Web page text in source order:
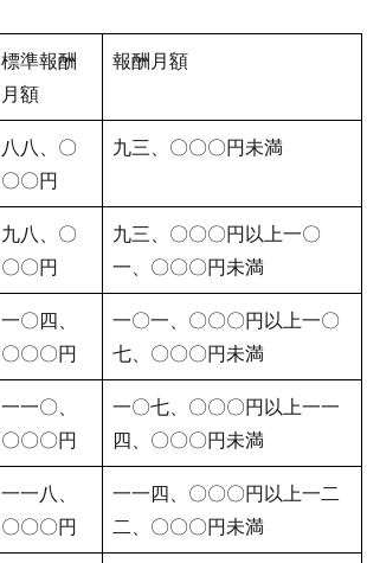
標準報酬
月額
報酬月額
八八、〇
〇〇円
九三、〇〇〇円未満
九八、〇
〇〇円
九三、〇〇〇円以上一〇
一、〇〇〇円未満
一〇四、
〇〇〇円
一〇一、〇〇〇円以上一〇
七、〇〇〇円未満
一一〇、
〇〇〇円
一〇七、〇〇〇円以上一一
四、〇〇〇円未満
一一八、
〇〇〇円
一一四、〇〇〇円以上一二
二、〇〇〇円未満